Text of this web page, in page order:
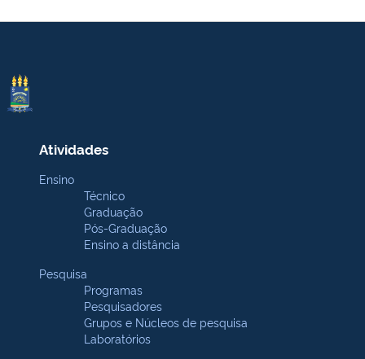
Atividades
Ensino
Técnico
Graduação
Pós-Graduação
Ensino a distância
Pesquisa
Programas
Pesquisadores
Grupos e Núcleos de pesquisa
Laboratórios